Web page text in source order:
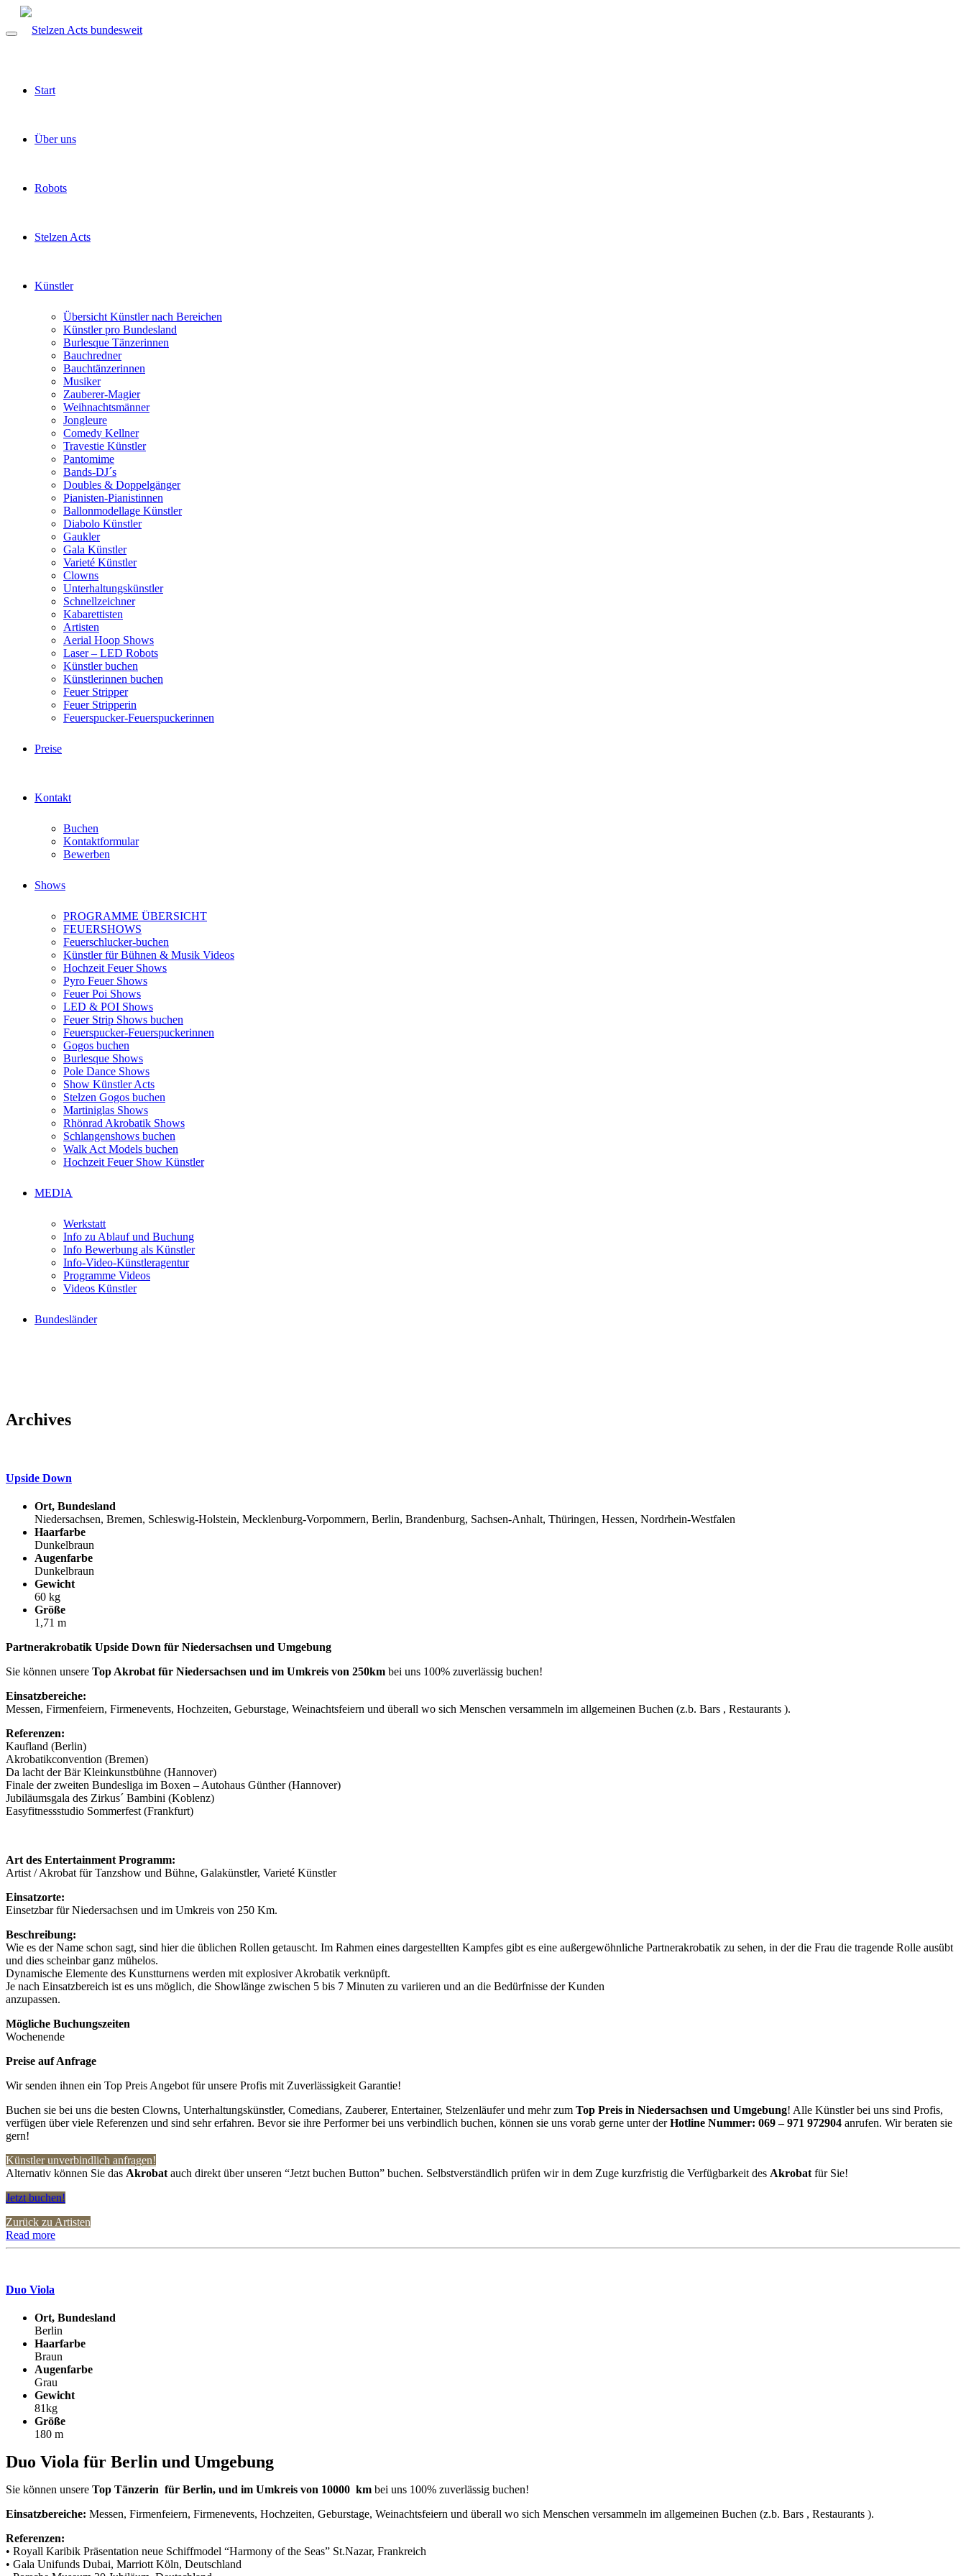
Start
Über uns
Robots
Stelzen Acts
Künstler
Übersicht Künstler nach Bereichen
Künstler pro Bundesland
Burlesque Tänzerinnen
Bauchredner
Bauchtänzerinnen
Musiker
Zauberer-Magier
Weihnachtsmänner
Jongleure
Comedy Kellner
Travestie Künstler
Pantomime
Bands-DJ´s
Doubles & Doppelgänger
Pianisten-Pianistinnen
Ballonmodellage Künstler
Diabolo Künstler
Gaukler
Gala Künstler
Varieté Künstler
Clowns
Unterhaltungskünstler
Schnellzeichner
Kabarettisten
Artisten
Aerial Hoop Shows
Laser – LED Robots
Künstler buchen
Künstlerinnen buchen
Feuer Stripper
Feuer Stripperin
Feuerspucker-Feuerspuckerinnen
Preise
Kontakt
Buchen
Kontaktformular
Bewerben
Shows
PROGRAMME ÜBERSICHT
FEUERSHOWS
Feuerschlucker-buchen
Künstler für Bühnen & Musik Videos
Hochzeit Feuer Shows
Pyro Feuer Shows
Feuer Poi Shows
LED & POI Shows
Feuer Strip Shows buchen
Feuerspucker-Feuerspuckerinnen
Gogos buchen
Burlesque Shows
Pole Dance Shows
Show Künstler Acts
Stelzen Gogos buchen
Martiniglas Shows
Rhönrad Akrobatik Shows
Schlangenshows buchen
Walk Act Models buchen
Hochzeit Feuer Show Künstler
MEDIA
Werkstatt
Info zu Ablauf und Buchung
Info Bewerbung als Künstler
Info-Video-Künstleragentur
Programme Videos
Videos Künstler
Bundesländer
Archives
Upside Down
Ort, Bundesland
Niedersachsen, Bremen, Schleswig-Holstein, Mecklenburg-Vorpommern, Berlin, Brandenburg, Sachsen-Anhalt, Thüringen, Hessen, Nordrhein-Westfalen
Haarfarbe
Dunkelbraun
Augenfarbe
Dunkelbraun
Gewicht
60 kg
Größe
1,71 m
Partnerakrobatik Upside Down für Niedersachsen und Umgebung
Sie können unsere Top Akrobat für Niedersachsen und im Umkreis von 250km bei uns 100% zuverlässig buchen!
Einsatzbereiche:
Messen, Firmenfeiern, Firmenevents, Hochzeiten, Geburstage, Weinachtsfeiern und überall wo sich Menschen versammeln im allgemeinen Buchen (z.b. Bars , Restaurants ).
Referenzen:
Kaufland (Berlin)
Akrobatikconvention (Bremen)
Da lacht der Bär Kleinkunstbühne (Hannover)
Finale der zweiten Bundesliga im Boxen – Autohaus Günther (Hannover)
Jubiläumsgala des Zirkus´ Bambini (Koblenz)
Easyfitnessstudio Sommerfest (Frankfurt)
Art des Entertainment Programm:
Artist / Akrobat für Tanzshow und Bühne, Galakünstler, Varieté Künstler
Einsatzorte:
Einsetzbar für Niedersachsen und im Umkreis von 250 Km.
Beschreibung:
Wie es der Name schon sagt, sind hier die üblichen Rollen getauscht. Im Rahmen eines dargestellten Kampfes gibt es eine außergewöhnliche Partnerakrobatik zu sehen, in der die Frau die tragende Rolle ausübt
und dies scheinbar ganz mühelos.
Dynamische Elemente des Kunstturnens werden mit explosiver Akrobatik verknüpft.
Je nach Einsatzbereich ist es uns möglich, die Showlänge zwischen 5 bis 7 Minuten zu variieren und an die Bedürfnisse der Kunden
anzupassen.
Mögliche Buchungszeiten
Wochenende
Preise auf Anfrage
Wir senden ihnen ein Top Preis Angebot für unsere Profis mit Zuverlässigkeit Garantie!
Buchen sie bei uns die besten Clowns, Unterhaltungskünstler, Comedians, Zauberer, Entertainer, Stelzenläufer und mehr zum Top Preis in Niedersachsen und Umgebung! Alle Künstler bei uns sind Profis,
verfügen über viele Referenzen und sind sehr erfahren. Bevor sie ihre Performer bei uns verbindlich buchen, können sie uns vorab gerne unter derHotline Nummer: 069 – 971 972904 anrufen. Wir beraten sie
gern!
Künstler unverbindlich anfragen!
Alternativ können Sie das Akrobatauch direkt über unseren “Jetzt buchen Button” buchen. Selbstverständlich prüfen wir in dem Zuge kurzfristig die Verfügbarkeit des Akrobatfür Sie!
Jetzt buchen!
Zurück zu Artisten
Read more
Duo Viola
Ort, Bundesland
Berlin
Haarfarbe
Braun
Augenfarbe
Grau
Gewicht
81kg
Größe
180 m
Duo Viola für Berlin und Umgebung
Sie können unsere Top Tänzerin für Berlin, und im Umkreis von 10000 km bei uns 100% zuverlässig buchen!
Einsatzbereiche: Messen, Firmenfeiern, Firmenevents, Hochzeiten, Geburstage, Weinachtsfeiern und überall wo sich Menschen versammeln im allgemeinen Buchen (z.b. Bars , Restaurants ).
Referenzen:
• Royall Karibik Präsentation neue Schiffmodel “Harmony of the Seas” St.Nazar, Frankreich
• Gala Unifunds Dubai, Marriott Köln, Deutschland